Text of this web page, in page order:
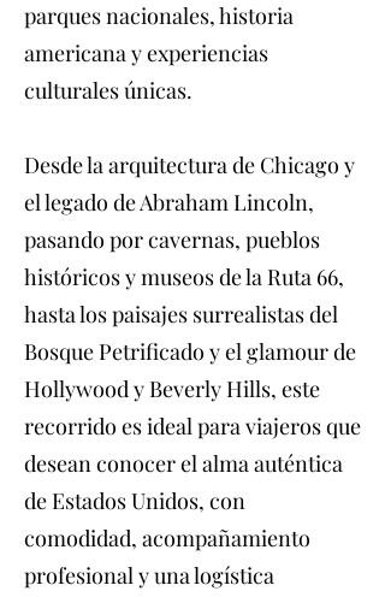
parques nacionales, historia
americana y experiencias
culturales únicas.
Desde la arquitectura de Chicago y
el legado de Abraham Lincoln,
pasando por cavernas, pueblos
históricos y museos de la Ruta 66,
hasta los paisajes surrealistas del
Bosque Petrificado y el glamour de
Hollywood y Beverly Hills, este
recorrido es ideal para viajeros que
desean conocer el alma auténtica
de Estados Unidos, con
comodidad, acompañamiento
profesional y una logística